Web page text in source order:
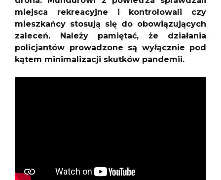
miejsca rekreacyjne i kontrolowali czy
mieszkańcy stosują się do obowiązujących
zaleceń. Należy pamiętać, że działania
policjantów prowadzone są wyłącznie pod
kątem minimalizacji skutków pandemii.